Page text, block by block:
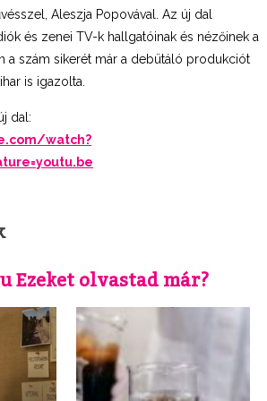
Aleszja Popovával. Az új dal
és zenei TV-k hallgatóinak és nézőinek a
a szám sikerét már a debütáló produkciót
is igazolta.
dal:
watch?
Ezeket olvastad már?